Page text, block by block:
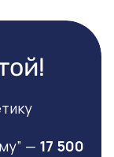
— 17 500